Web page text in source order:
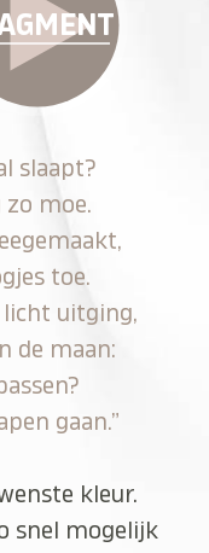
slaapt?
zo moe.
toe.
uitging,
de maan:
gaan.”
kleur.
snel mogelijk